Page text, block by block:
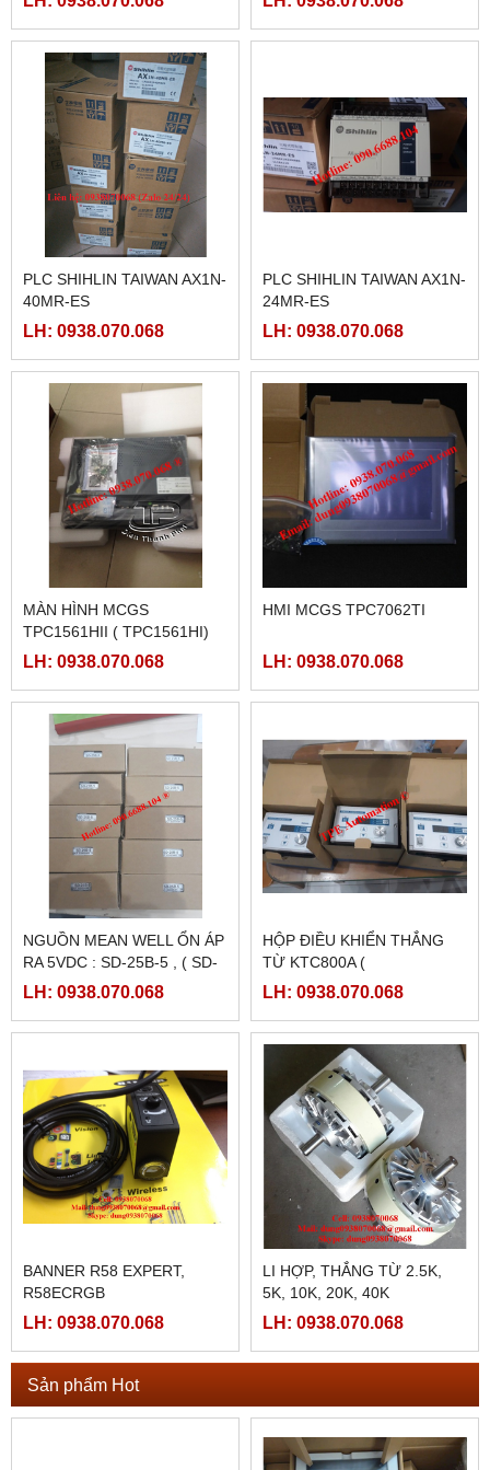
PLC SHIHLIN TAIWAN AX1N-
40MR-ES
LH: 0938.070.068
PLC SHIHLIN TAIWAN AX1N-
24MR-ES
LH: 0938.070.068
MÀN HÌNH MCGS
TPC1561HII ( TPC1561HI)
LH: 0938.070.068
HMI MCGS TPC7062TI
LH: 0938.070.068
NGUỒN MEAN WELL ỔN ÁP
RA 5VDC : SD-25B-5 , ( SD-
25B-12, SD-25B-24)
LH: 0938.070.068
HỘP ĐIỀU KHIỂN THẮNG
TỪ KTC800A (
24VDC/4AMPE)
LH: 0938.070.068
BANNER R58 EXPERT,
R58ECRGB
LH: 0938.070.068
LI HỢP, THẮNG TỪ 2.5K,
5K, 10K, 20K, 40K
LH: 0938.070.068
Sản phẩm Hot